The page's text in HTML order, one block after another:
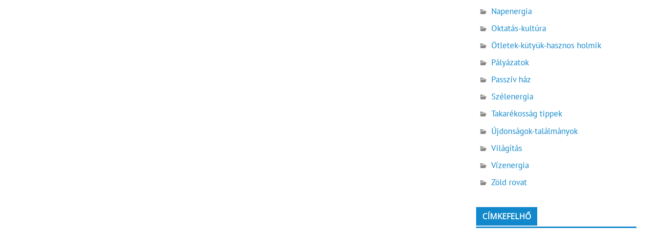
Napenergia
Oktatás-kultúra
Ötletek-kütyük-hasznos holmik
Pályázatok
Passzív ház
Szélenergia
Takarékosság tippek
Újdonságok-találmányok
Világítás
Vízenergia
Zöld rovat
CÍMKEFELHŐ